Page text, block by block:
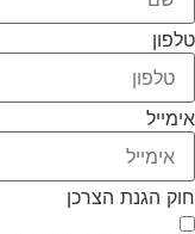
טלפון
אימייל
חוק הגנת הצרכן